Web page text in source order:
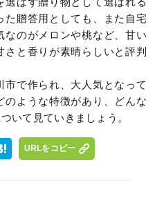
た贈答用としても、また自宅
なのがメロンや桃など、甘い
と香りが素晴らしいと評判
で作られ、大人気となって
のような特徴があり、どんな
いて見ていきましょう。
URLをコピー